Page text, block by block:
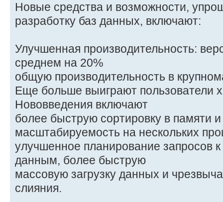
Новые средства и возможности,
разработку баз данных, включают:
Улучшенная производительность:
среднем на 20%
общую производительность в
Еще больше выиграют пользователи
Нововведения включают
более быструю сортировку в памяти
масштабируемость на нескольких
улучшенное планирование запросов
данным, более быструю
массовую загрузку данных и
слияния.